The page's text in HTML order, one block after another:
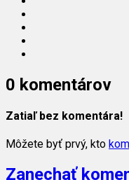
0 komentárov
Zatiaľ bez komentára!
Môžete byť prvý, kto
Zanechať